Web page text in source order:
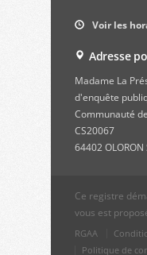
Voir les
Adresse
Madame La
d'enquête
Communauté
CS20067
64402 OLORON
Ce registre
vous est
RGAA
Politique de